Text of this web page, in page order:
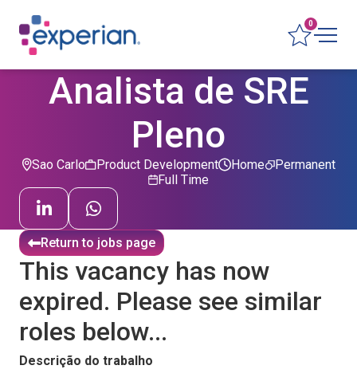
0
Analista de SRE
Pleno
Sao Carlo Product Development Permanent
Home
Full Time
Return to jobs page
This vacancy has now
expired. Please see similar
roles below...
Descrição do trabalho